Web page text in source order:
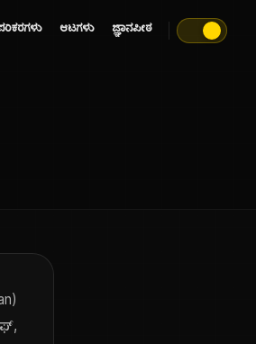
ಆಟಗಳು ಜ್ಞಾನಪೀಠ